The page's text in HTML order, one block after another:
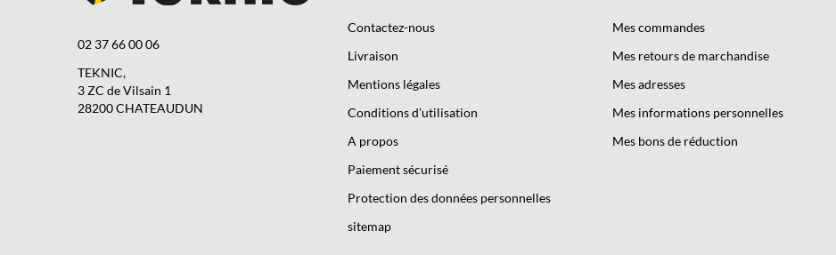
02 37 66 00 06
TEKNIC,
3 ZC de Vilsain 1
28200 CHATEAUDUN
Contactez-nous
Livraison
Mentions légales
Conditions d'utilisation
A propos
Paiement sécurisé
Protection des données personnelles
sitemap
Mes commandes
Mes retours de marchandise
Mes adresses
Mes informations personnelles
Mes bons de réduction